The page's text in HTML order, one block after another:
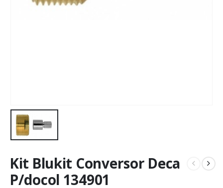
Kit Blukit Conversor Deca
P/docol 134901